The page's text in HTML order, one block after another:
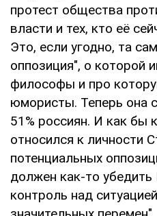
протест общества
власти и тех, кто её
Это, если угодно, та
оппозиция", о которой
философы и про
юмористы. Теперь она
51% россиян. И как бы
относился к личности
потенциальных
должен как-то убедить
контроль над